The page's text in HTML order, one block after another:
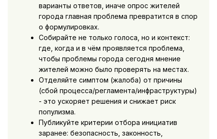
варианты ответов, иначе опрос жителей
города главная проблема превратится в спор
о формулировках.
Собирайте не только голоса, но и контекст:
где, когда и в чём проявляется проблема,
чтобы проблемы города сегодня мнение
жителей можно было проверять на местах.
Отделяйте симптом (жалоба) от причины
(сбой процесса/регламента/инфраструктуры)
- это ускоряет решения и снижает риск
популизма.
Публикуйте критерии отбора инициатив
заранее: безопасность, законность,